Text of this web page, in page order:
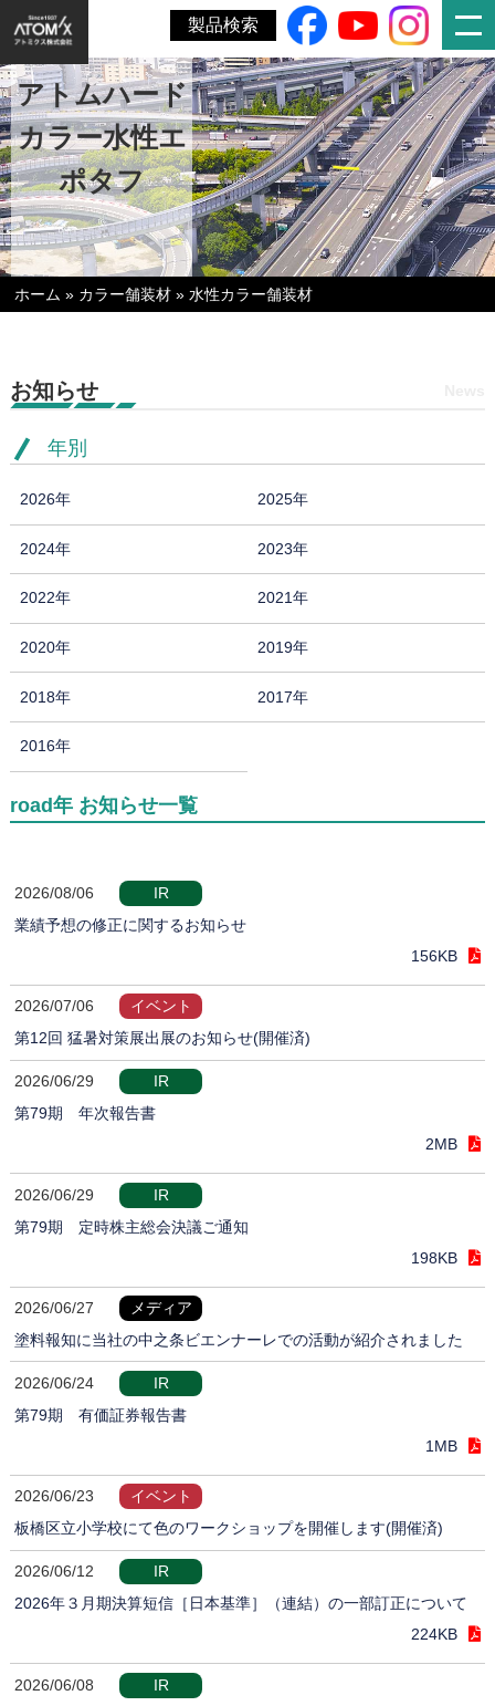
製品検索
アトムハード
カラー水性エ
ポタフ
ホーム » カラー舗装材 »水性カラー舗装材
お知らせ
年別
2026年 2025年
2024年 2023年
2022年 2021年
2020年 2019年
2018年 2017年
2016年
road年 お知らせ一覧
2026/08/06
IR
業績予想の修正に関するお知らせ
156KB
2026/07/06
イベント
第12回 猛暑対策展出展のお知らせ(開催済)
2026/06/29
IR
第79期 年次報告書
2MB
2026/06/29
IR
第79期 定時株主総会決議ご通知
198KB
2026/06/27
メディア
塗料報知に当社の中之条ビエンナーレでの活動が紹介されました
2026/06/24
IR
第79期 有価証券報告書
1MB
2026/06/23
イベント
板橋区立小学校にて色のワークショップを開催します(開催済)
2026/06/12
IR
2026年３月期決算短信［日本基準］（連結）の一部訂正について
224KB
2026/06/08
IR